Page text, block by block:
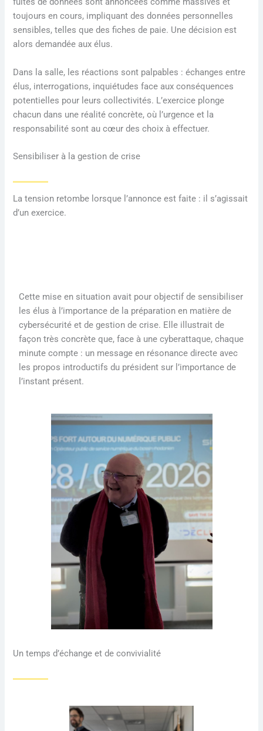
toujours en cours, impliquant des données personnelles
sensibles, telles que des fiches de paie. Une décision est
alors demandée aux élus.
Dans la salle, les réactions sont palpables : échanges entre
élus, interrogations, inquiétudes face aux conséquences
potentielles pour leurs collectivités. L’exercice plonge
chacun dans une réalité concrète, où l’urgence et la
responsabilité sont au cœur des choix à effectuer.
Sensibiliser à la gestion de crise
La tension retombe lorsque l’annonce est faite : il s’agissait
d’un exercice.
Cette mise en situation avait pour objectif de sensibiliser
les élus à l’importance de la préparation en matière de
cybersécurité et de gestion de crise. Elle illustrait de
façon très concrète que, face à une cyberattaque, chaque
minute compte : un message en résonance directe avec
les propos introductifs du président sur l’importance de
l’instant présent.
Un temps d’échange et de convivialité